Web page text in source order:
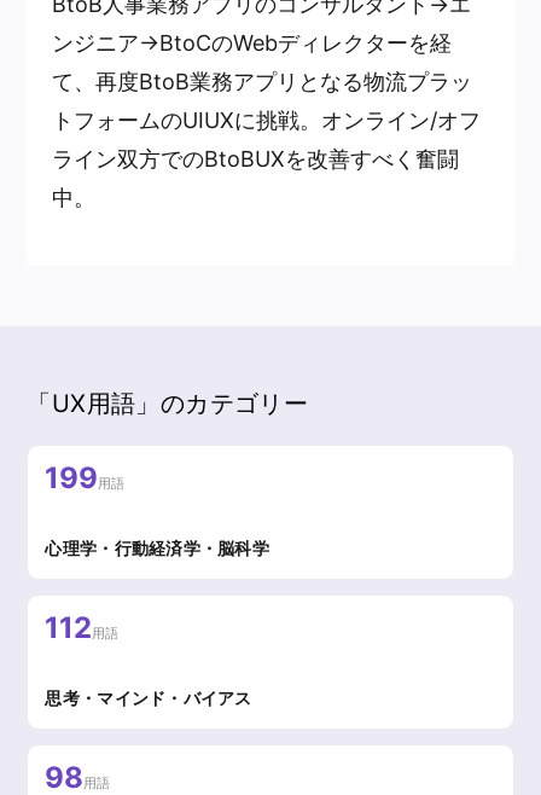
ンジニア→BtoCのWebディレクターを経
て、再度BtoB業務アプリとなる物流プラッ
トフォームのUIUXに挑戦。オンライン/オフ
ライン双方でのBtoBUXを改善すべく奮闘
中。
「UX用語」のカテゴリー
199用語
心理学・行動経済学・脳科学
112用語
思考・マインド・バイアス
98用語